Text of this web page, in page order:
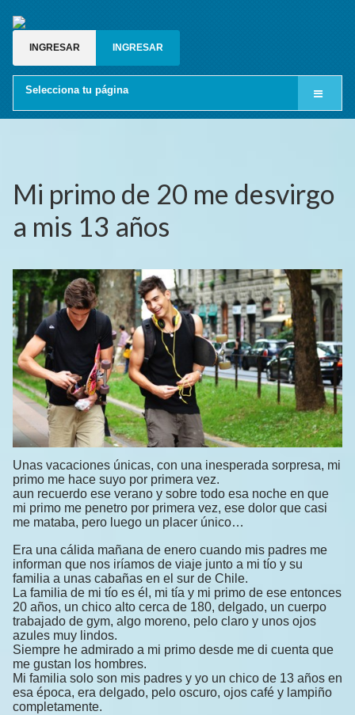
INGRESAR INGRESAR
Selecciona tu página
Blog gay
Grupos de whatsapp gay
Mi primo de 20 me desvirgo
a mis 13 años
Unas vacaciones únicas, con una inesperada sorpresa, mi
primo me hace suyo por primera vez.
aun recuerdo ese verano y sobre todo esa noche en que
mi primo me penetro por primera vez, ese dolor que casi
me mataba, pero luego un placer único…
Era una cálida mañana de enero cuando mis padres me
informan que nos iríamos de viaje junto a mi tío y su
familia a unas cabañas en el sur de Chile.
La familia de mi tío es él, mi tía y mi primo de ese entonces
20 años, un chico alto cerca de 180, delgado, un cuerpo
trabajado de gym, algo moreno, pelo claro y unos ojos
azules muy lindos.
Siempre he admirado a mi primo desde me di cuenta que
me gustan los hombres.
Mi familia solo son mis padres y yo un chico de 13 años en
esa época, era delgado, pelo oscuro, ojos café y lampiño
completamente.